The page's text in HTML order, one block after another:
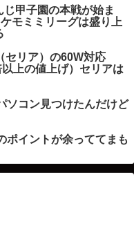
甲子園の本戦が始ま
モミミリーグは盛り上
セリア）の60W対応
上の値上げ）セリアは
ソコン見つけたんだけど
ポイントが余っててまも